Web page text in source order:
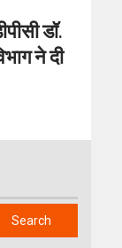
डॉ.
ने दी
Search